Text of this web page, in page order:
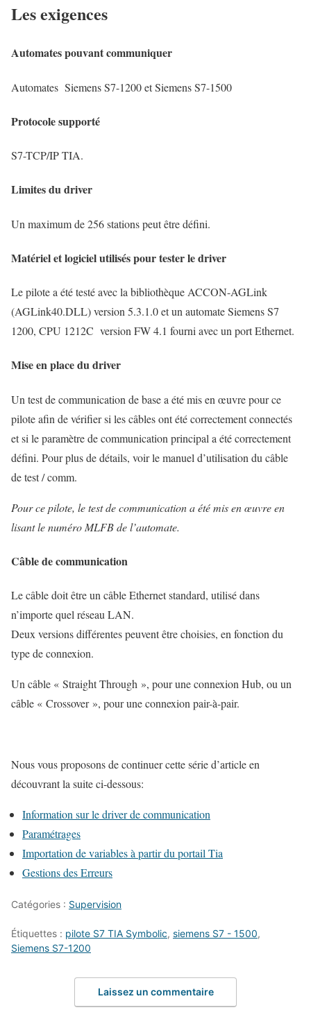
Les exigences
Automates pouvant communiquer
Automates Siemens S7-1200 et Siemens S7-1500
Protocole supporté
S7-TCP/IP TIA.
Limites du driver
Un maximum de 256 stations peut être défini.
Matériel et logiciel utilisés pour tester le driver
Le pilote a été testé avec la bibliothèque ACCON-AGLink
(AGLink40.DLL) version 5.3.1.0 et un automate Siemens S7
1200, CPU 1212C version FW 4.1 fourni avec un port Ethernet.
Mise en place du driver
Un test de communication de base a été mis en œuvre pour ce
pilote afin de vérifier si les câbles ont été correctement connectés
et si le paramètre de communication principal a été correctement
défini. Pour plus de détails, voir le manuel d’utilisation du câble
de test / comm.
Pour ce pilote, le test de communication a été mis en œuvre en
lisant le numéro MLFB de l’automate.
Câble de communication
Le câble doit être un câble Ethernet standard, utilisé dans
n’importe quel réseau LAN.
Deux versions différentes peuvent être choisies, en fonction du
type de connexion.
Un câble « Straight Through », pour une connexion Hub, ou un
câble « Crossover », pour une connexion pair-à-pair.
Nous vous proposons de continuer cette série d’article en
découvrant la suite ci-dessous:
Information sur le driver de communication
Paramétrages
Importation de variables à partir du portail Tia
Gestions des Erreurs
Catégories : Supervision
Étiquettes : pilote S7 TIA Symbolic, siemens S7 - 1500,
Siemens S7-1200
Laissez un commentaire